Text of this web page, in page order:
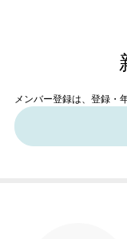
メンバー登録は、登録・